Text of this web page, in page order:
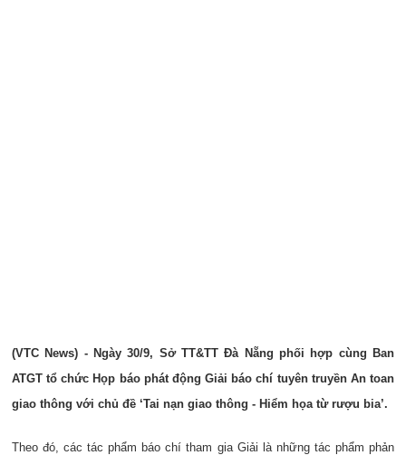
(VTC News) - Ngày 30/9, Sở TT&TT Đà Nẵng phối hợp cùng Ban
ATGT tổ chức Họp báo phát động Giải báo chí tuyên truyền An toan
giao thông với chủ đề ‘Tai nạn giao thông - Hiểm họa từ rượu bia’.
Theo đó, các tác phẩm báo chí tham gia Giải là những tác phẩm phản